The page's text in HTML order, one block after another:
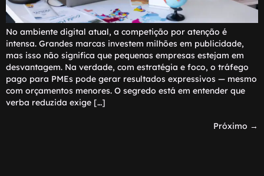
No ambiente digital atual, a competição por atenção é
intensa. Grandes marcas investem milhões em publicidade,
mas isso não significa que pequenas empresas estejam em
desvantagem. Na verdade, com estratégia e foco, o tráfego
pago para PMEs pode gerar resultados expressivos — mesmo
com orçamentos menores. O segredo está em entender que
verba reduzida exige […]
Próximo →